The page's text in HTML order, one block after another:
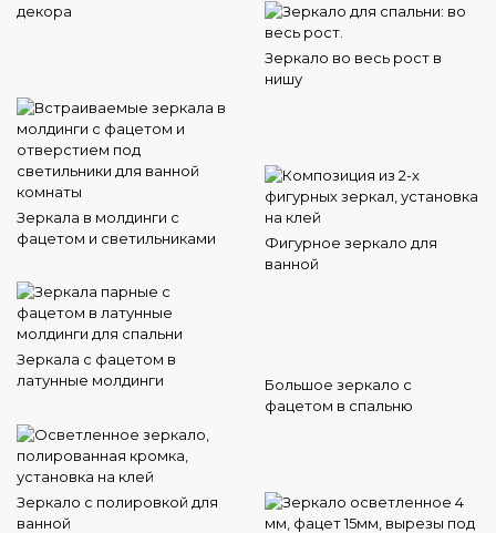
декора
Зеркало во весь рост в
нишу
Зеркала в молдинги с
фацетом и светильниками
Фигурное зеркало для
ванной
Зеркала с фацетом в
латунные молдинги
Большое зеркало с
фацетом в спальню
Зеркало с полировкой для
ванной